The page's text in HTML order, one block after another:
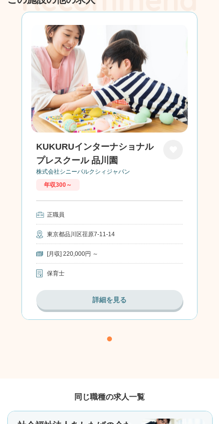
KUKURUインターナショナル
プレスクール 品川園
株式会社シニーパルクシィジャパン
年収300～
正職員
東京都品川区荏原7-11-14
[月収] 220,000円 ～
保育士
詳細を見る
同じ職種の求人一覧